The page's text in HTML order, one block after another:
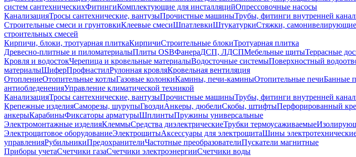
систем сантехническихФитингиКомплектующие для инсталляцийОпрессовочные насосы
КанализацияТросы сантехнические, вантузыПрочистные машиныТрубы, фитинги внутренней
Строительные смеси и грунтовкиКлеевые смесиШпатлевкиШтукатуркиСтяжки,
строительных смесей
Кирпичи, блоки, тротуарная плиткаКирпичиСтроительные блокиТротуарная плитка
Древесно-плитные и пиломатериалыПлиты OSBФанераДСП, ЛДСПМебельные щитыТеррасные
Кровля и водостокЧерепица и кровельные материалыВодосточные системыПоверхностный
материалыШиферПрофнастилРулонная кровляКровельная вентиляция
ОтоплениеОтопительные котлыГазовые колонкиКамины, печи-каминыОтопительные печиБанные
антиобледененияУправление климатической техникой
КанализацияТросы сантехнические, вантузыПрочистные машиныТрубы, фитинги внутренней
Крепежные изделияСаморезы, шурупыГвоздиАнкеры, дюбелиСкобы, штифтыПерфорированный
анкерыКарабиныФиксаторы арматурыШплинтыПружины универсальные
Электромонтажные изделияКлеммыСредства диэлектрическиеТрубки термоусаживаемые
Электрощитовое оборудованиеЭлектрощитыАксессуары для электрощитаШины
управленияРубильникиПредохранителиЧастотные преобразователиПускатели магнитные
Приборы учетаСчетчики газаСчетчики электроэнергииСчетчики воды